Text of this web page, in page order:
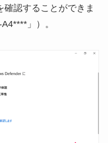
認することができま
」）。